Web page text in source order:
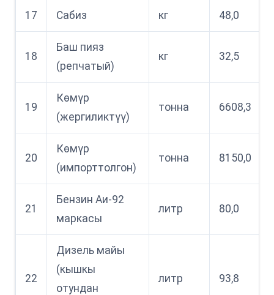
17 Сабиз кг 48,0
18
Баш пияз
(репчатый)
кг 32,5
19
Көмүр
(жергиликтүү)
тонна 6608,3
20
Көмүр
(импорттолгон)
тонна 8150,0
21
Бензин Аи-92
маркасы
литр 80,0
22
Дизель майы
(кышкы
отундан
литр 93,8